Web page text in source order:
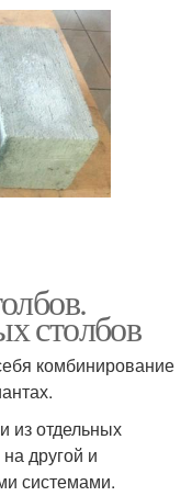
столбов
комбинирование
из отдельных
другой и
системами.